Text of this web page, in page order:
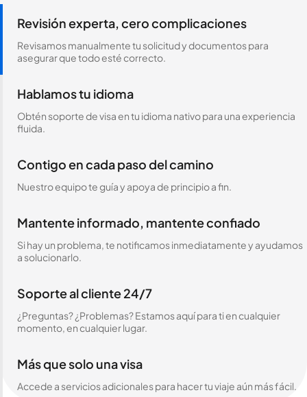
Revisión experta, cero complicaciones
Revisamos manualmente tu solicitud y documentos para
asegurar que todo esté correcto.
Hablamos tu idioma
Obtén soporte de visa en tu idioma nativo para una experiencia
fluida.
Contigo en cada paso del camino
Nuestro equipo te guía y apoya de principio a fin.
Mantente informado, mantente confiado
Si hay un problema, te notificamos inmediatamente y ayudamos
a solucionarlo.
Soporte al cliente 24/7
¿Preguntas? ¿Problemas? Estamos aquí para ti en cualquier
momento, en cualquier lugar.
Más que solo una visa
Accede a servicios adicionales para hacer tu viaje aún más fácil.